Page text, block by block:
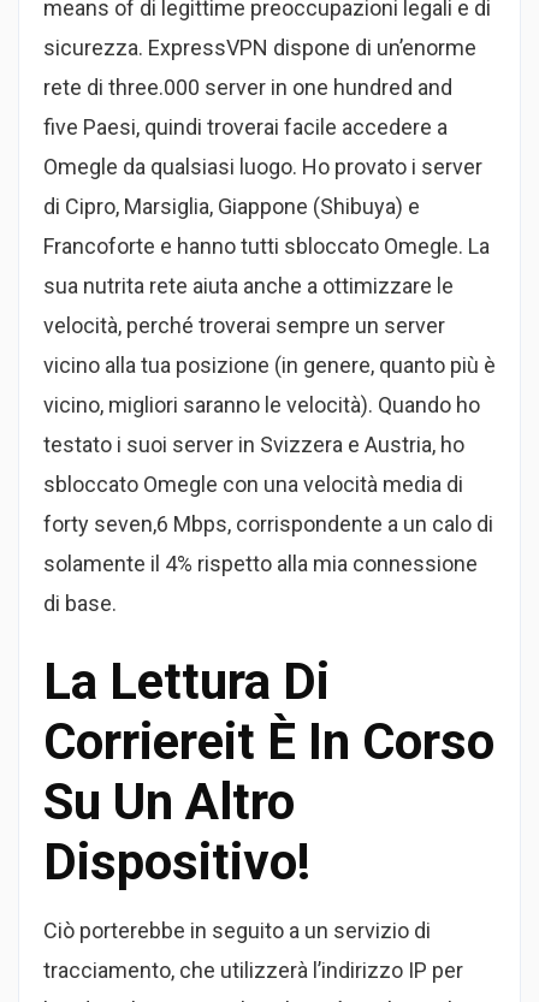
means of di legittime preoccupazioni legali e di
sicurezza. ExpressVPN dispone di un’enorme
rete di three.000 server in one hundred and
five Paesi, quindi troverai facile accedere a
Omegle da qualsiasi luogo. Ho provato i server
di Cipro, Marsiglia, Giappone (Shibuya) e
Francoforte e hanno tutti sbloccato Omegle. La
sua nutrita rete aiuta anche a ottimizzare le
velocità, perché troverai sempre un server
vicino alla tua posizione (in genere, quanto più è
vicino, migliori saranno le velocità). Quando ho
testato i suoi server in Svizzera e Austria, ho
sbloccato Omegle con una velocità media di
forty seven,6 Mbps, corrispondente a un calo di
solamente il 4% rispetto alla mia connessione
di base.
La Lettura Di
Corriereit È In Corso
Su Un Altro
Dispositivo!
Ciò porterebbe in seguito a un servizio di
tracciamento, che utilizzerà l’indirizzo IP per